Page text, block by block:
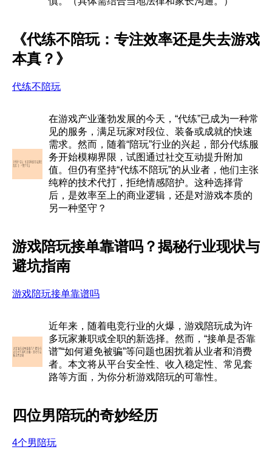
《代练不陪玩：专注效率还是失去游戏
本真？》
代练不陪玩
在游戏产业蓬勃发展的今天，“代练”已成为一种常
见的服务，满足玩家对段位、装备或成就的快速
需求。然而，随着“陪玩”行业的兴起，部分代练服
务开始模糊界限，试图通过社交互动提升附加
值。但仍有坚持“代练不陪玩”的从业者，他们主张
纯粹的技术代打，拒绝情感陪护。这种选择背
后，是效率至上的商业逻辑，还是对游戏本质的
另一种坚守？
游戏陪玩接单靠谱吗？揭秘行业现状与
避坑指南
游戏陪玩接单靠谱吗
近年来，随着电竞行业的火爆，游戏陪玩成为许
多玩家兼职或全职的新选择。然而，“接单是否靠
谱”“如何避免被骗”等问题也困扰着从业者和消费
者。本文将从平台安全性、收入稳定性、常见套
路等方面，为你分析游戏陪玩的可靠性。
四位男陪玩的奇妙经历
4个男陪玩